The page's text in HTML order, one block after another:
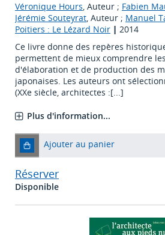
Véronique Hours, Auteur ; Fabien
Jérémie Souteyrat, Auteur ; Manuel
Poitiers : Le Lézard Noir | 2014
Ce livre donne des repères
permettent de mieux comprendre
d'élaboration et de production des
japonaises. Les auteurs ont
(XXe siècle, architectes :[...]
Plus d'information...
Ajouter au panier
Réserver
Disponible